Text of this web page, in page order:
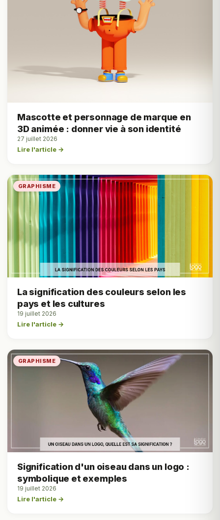
Mascotte et personnage de marque en
3D animée : donner vie à son identité
27 juillet 2026
Lire l'article →
GRAPHISME
La signification des couleurs selon les
pays et les cultures
19 juillet 2026
Lire l'article →
GRAPHISME
Signification d'un oiseau dans un logo :
symbolique et exemples
19 juillet 2026
Lire l'article →